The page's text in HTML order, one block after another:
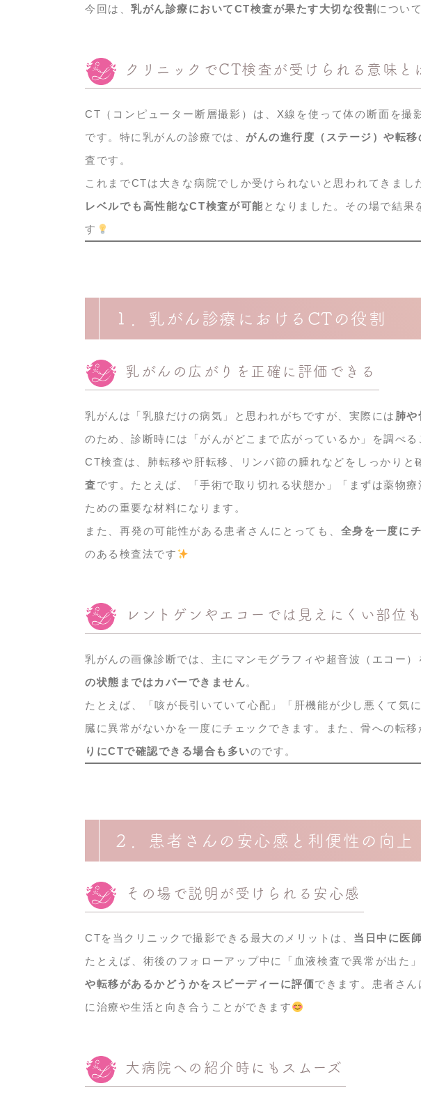
今回は、 乳がん診療においてCT検査が果たす大切な役割 につい
クリニックでCT検査が受けられる意味と
CT（コンピューター断層撮影）は、X線を使って体の断面を撮
です。特に乳がんの診療では、 がんの進行度（ステージ）や転
査です。
これまでCTは大きな病院でしか受けられないと思われてきまし
レベルでも高性能なCT検査が可能 となりました。その場で結果
す
１．乳がん診療におけるCTの役割
乳がんの広がりを正確に評価できる
乳がんは「乳腺だけの病気」と思われがちですが、実際には 肺や
のため、診断時には「がんがどこまで広がっているか」を調べる
CT検査は、肺転移や肝転移、リンパ節の腫れなどをしっかりと
査です。たとえば、「手術で取り切れる状態か」「まずは薬物
ための重要な材料になります。
また、再発の可能性がある患者さんにとっても、 全身を一度に
のある検査法です
レントゲンやエコーでは見えにくい部位
乳がんの画像診断では、主にマンモグラフィや超音波（エコー
の状態まではカバーできません。
たとえば、「咳が長引いていて心配」「肝機能が少し悪くて気
臓に異常がないかを一度にチェックできます。また、骨への転移
りにCTで確認できる場合も多いのです。
２．患者さんの安心感と利便性の向上
その場で説明が受けられる安心感
CTを当クリニックで撮影できる最大のメリットは、 当日中に医
たとえば、術後のフォローアップ中に「血液検査で異常が出た
や転移があるかどうかをスピーディーに評価できます。患者さ
に治療や生活と向き合うことができます
大病院への紹介時にもスムーズ